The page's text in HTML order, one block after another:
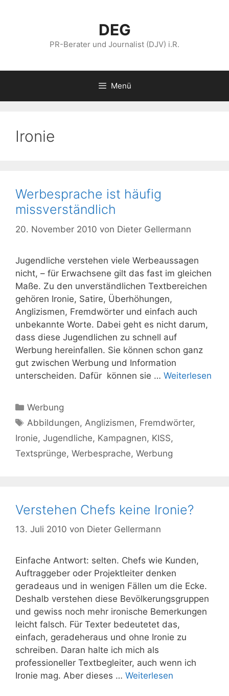
DEG
PR-Berater und Journalist (DJV) i.R.
Menü
Ironie
Werbesprache ist häufig
missverständlich
20. November 2010 von Dieter Gellermann
Jugendliche verstehen viele Werbeaussagen
nicht, – für Erwachsene gilt das fast im gleichen
Maße. Zu den unverständlichen Textbereichen
gehören Ironie, Satire, Überhöhungen,
Anglizismen, Fremdwörter und einfach auch
unbekannte Worte. Dabei geht es nicht darum,
dass diese Jugendlichen zu schnell auf
Werbung hereinfallen. Sie können schon ganz
gut zwischen Werbung und Information
unterscheiden. Dafür können sie … Weiterlesen
Kategorien
Werbung
Schlagwörter
Abbildungen, Anglizismen, Fremdwörter,
Ironie, Jugendliche, Kampagnen, KISS,
Textsprünge, Werbesprache, Werbung
Verstehen Chefs keine Ironie?
13. Juli 2010 von Dieter Gellermann
Einfache Antwort: selten. Chefs wie Kunden,
Auftraggeber oder Projektleiter denken
geradeaus und in wenigen Fällen um die Ecke.
Deshalb verstehen diese Bevölkerungsgruppen
und gewiss noch mehr ironische Bemerkungen
leicht falsch. Für Texter bedeutetet das,
einfach, geradeheraus und ohne Ironie zu
schreiben. Daran halte ich mich als
professioneller Textbegleiter, auch wenn ich
Ironie mag. Aber dieses … Weiterlesen